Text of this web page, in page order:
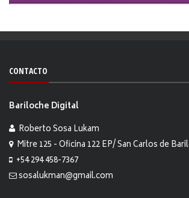
CONTACTO
Bariloche Digital
Roberto Sosa Lukam
Mitre 125 - Oficina 122 EP/ San Carlos de
+54 294 458-7367
sosalukman@gmail.com